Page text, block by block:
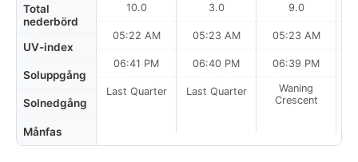
Total
nederbörd
UV-index
Soluppgång
Solnedgång
Månfas
10.0
05:22 AM
06:41 PM
Last Quarter
3.0
05:23 AM
06:40 PM
Last Quarter
9.0
05:23 AM
06:39 PM
Waning
Crescent